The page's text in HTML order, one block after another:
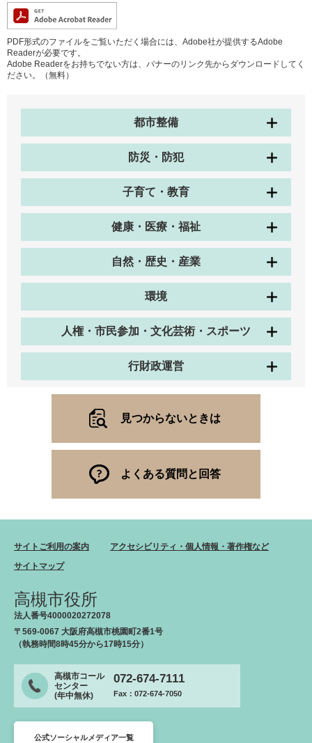
PDF形式のファイルをご覧いただく場合には、Adobe社が提供するAdobe
Readerが必要です。
Adobe Readerをお持ちでない方は、バナーのリンク先からダウンロードしてく
ださい。（無料）
都市整備
防災・防犯
子育て・教育
健康・医療・福祉
自然・歴史・産業
環境
人権・市民参加・文化芸術・スポーツ
行財政運営
見つからないときは
よくある質問と回答
サイトご利用の案内
アクセシビリティ・個人情報・著作権など
サイトマップ
高槻市役所
法人番号4000020272078
〒569-0067 大阪府高槻市桃園町2番1号
（執務時間8時45分から17時15分）
高槻市コール
センター
(年中無休)
072-674-7111
Fax：072-674-7050
公式ソーシャルメディア一覧